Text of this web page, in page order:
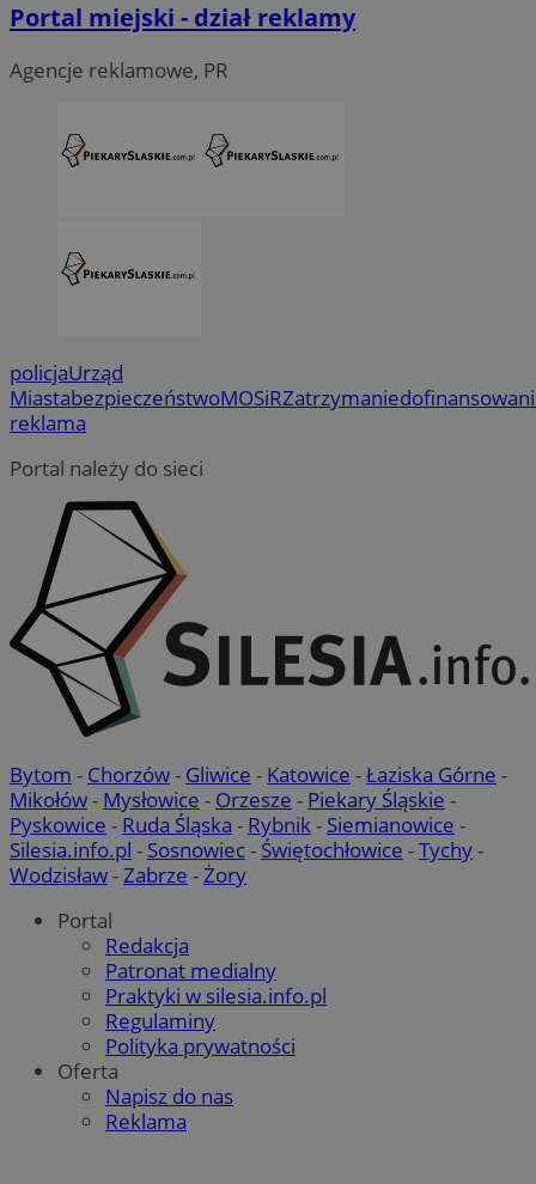
Portal miejski - dział reklamy
Agencje reklamowe, PR
policjaUrząd
MiastabezpieczeństwoMOSiRZatrzymanie
reklama
Portal należy do sieci
Bytom - Chorzów- Gliwice - Katowice -Łaziska Górne -
Mikołów- Mysłowice - Orzesze - Piekary Śląskie -
Pyskowice - Ruda Śląska - Rybnik- Siemianowice -
Silesia.info.pl - Sosnowiec- Świętochłowice -Tychy-
Wodzisław-Zabrze -Żory
Portal
Redakcja
Patronat medialny
Praktyki w silesia.info.pl
Regulaminy
Polityka prywatności
Oferta
Napisz do nas
Reklama